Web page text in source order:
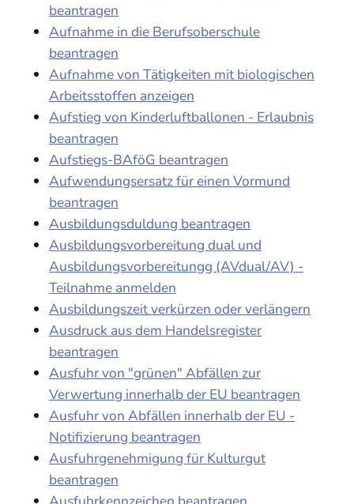
beantragen
Aufnahme in die Berufsoberschule
beantragen
Aufnahme von Tätigkeiten mit biologischen
Arbeitsstoffen anzeigen
Aufstieg von Kinderluftballonen - Erlaubnis
beantragen
Aufstiegs-BAföG beantragen
Aufwendungsersatz für einen Vormund
beantragen
Ausbildungsduldung beantragen
Ausbildungsvorbereitung dual und
Ausbildungsvorbereitungg (AVdual/AV) -
Teilnahme anmelden
Ausbildungszeit verkürzen oder verlängern
Ausdruck aus dem Handelsregister
beantragen
Ausfuhr von "grünen" Abfällen zur
Verwertung innerhalb der EU beantragen
Ausfuhr von Abfällen innerhalb der EU -
Notifizierung beantragen
Ausfuhrgenehmigung für Kulturgut
beantragen